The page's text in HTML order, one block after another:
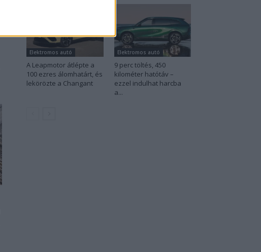
Elektromos autó
A Leapmotor átlépte a
100 ezres álomhatárt, és
lekörözte a Changant
Elektromos autó
9 perc töltés, 450
kilométer hatótáv –
ezzel indulhat harcba
a...